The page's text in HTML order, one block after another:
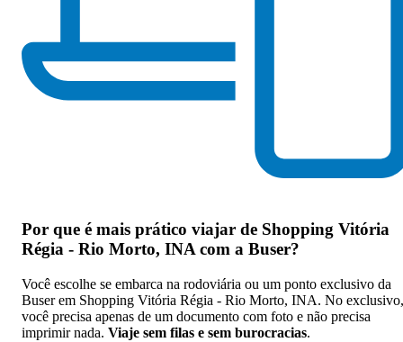
Por que é mais prático viajar de Shopping Vitória
Régia - Rio Morto, INA com a Buser?
Você escolhe se embarca na rodoviária ou um ponto exclusivo da
Buser em Shopping Vitória Régia - Rio Morto, INA. No exclusivo,
você precisa apenas de um documento com foto e não precisa
imprimir nada. Viaje sem filas e sem burocracias.